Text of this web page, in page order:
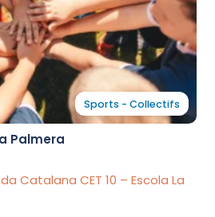
Sports - Collectifs
Palmera
Catalana CET 10 – Escola La